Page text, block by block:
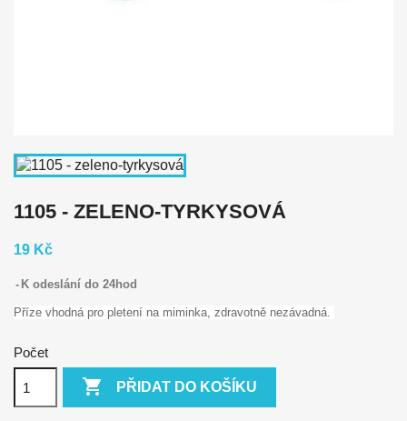
1105 - ZELENO-TYRKYSOVÁ
19 Kč
K odeslání do 24hod
Příze vhodná pro pletení na miminka, zdravotně nezávadná.
Počet
 PŘIDAT DO KOŠÍKU